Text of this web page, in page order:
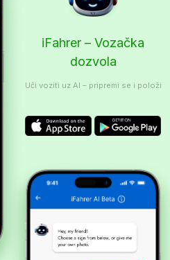
iFahrer – Vozačka
dozvola
Uči voziti uz AI – pripremi se i položi